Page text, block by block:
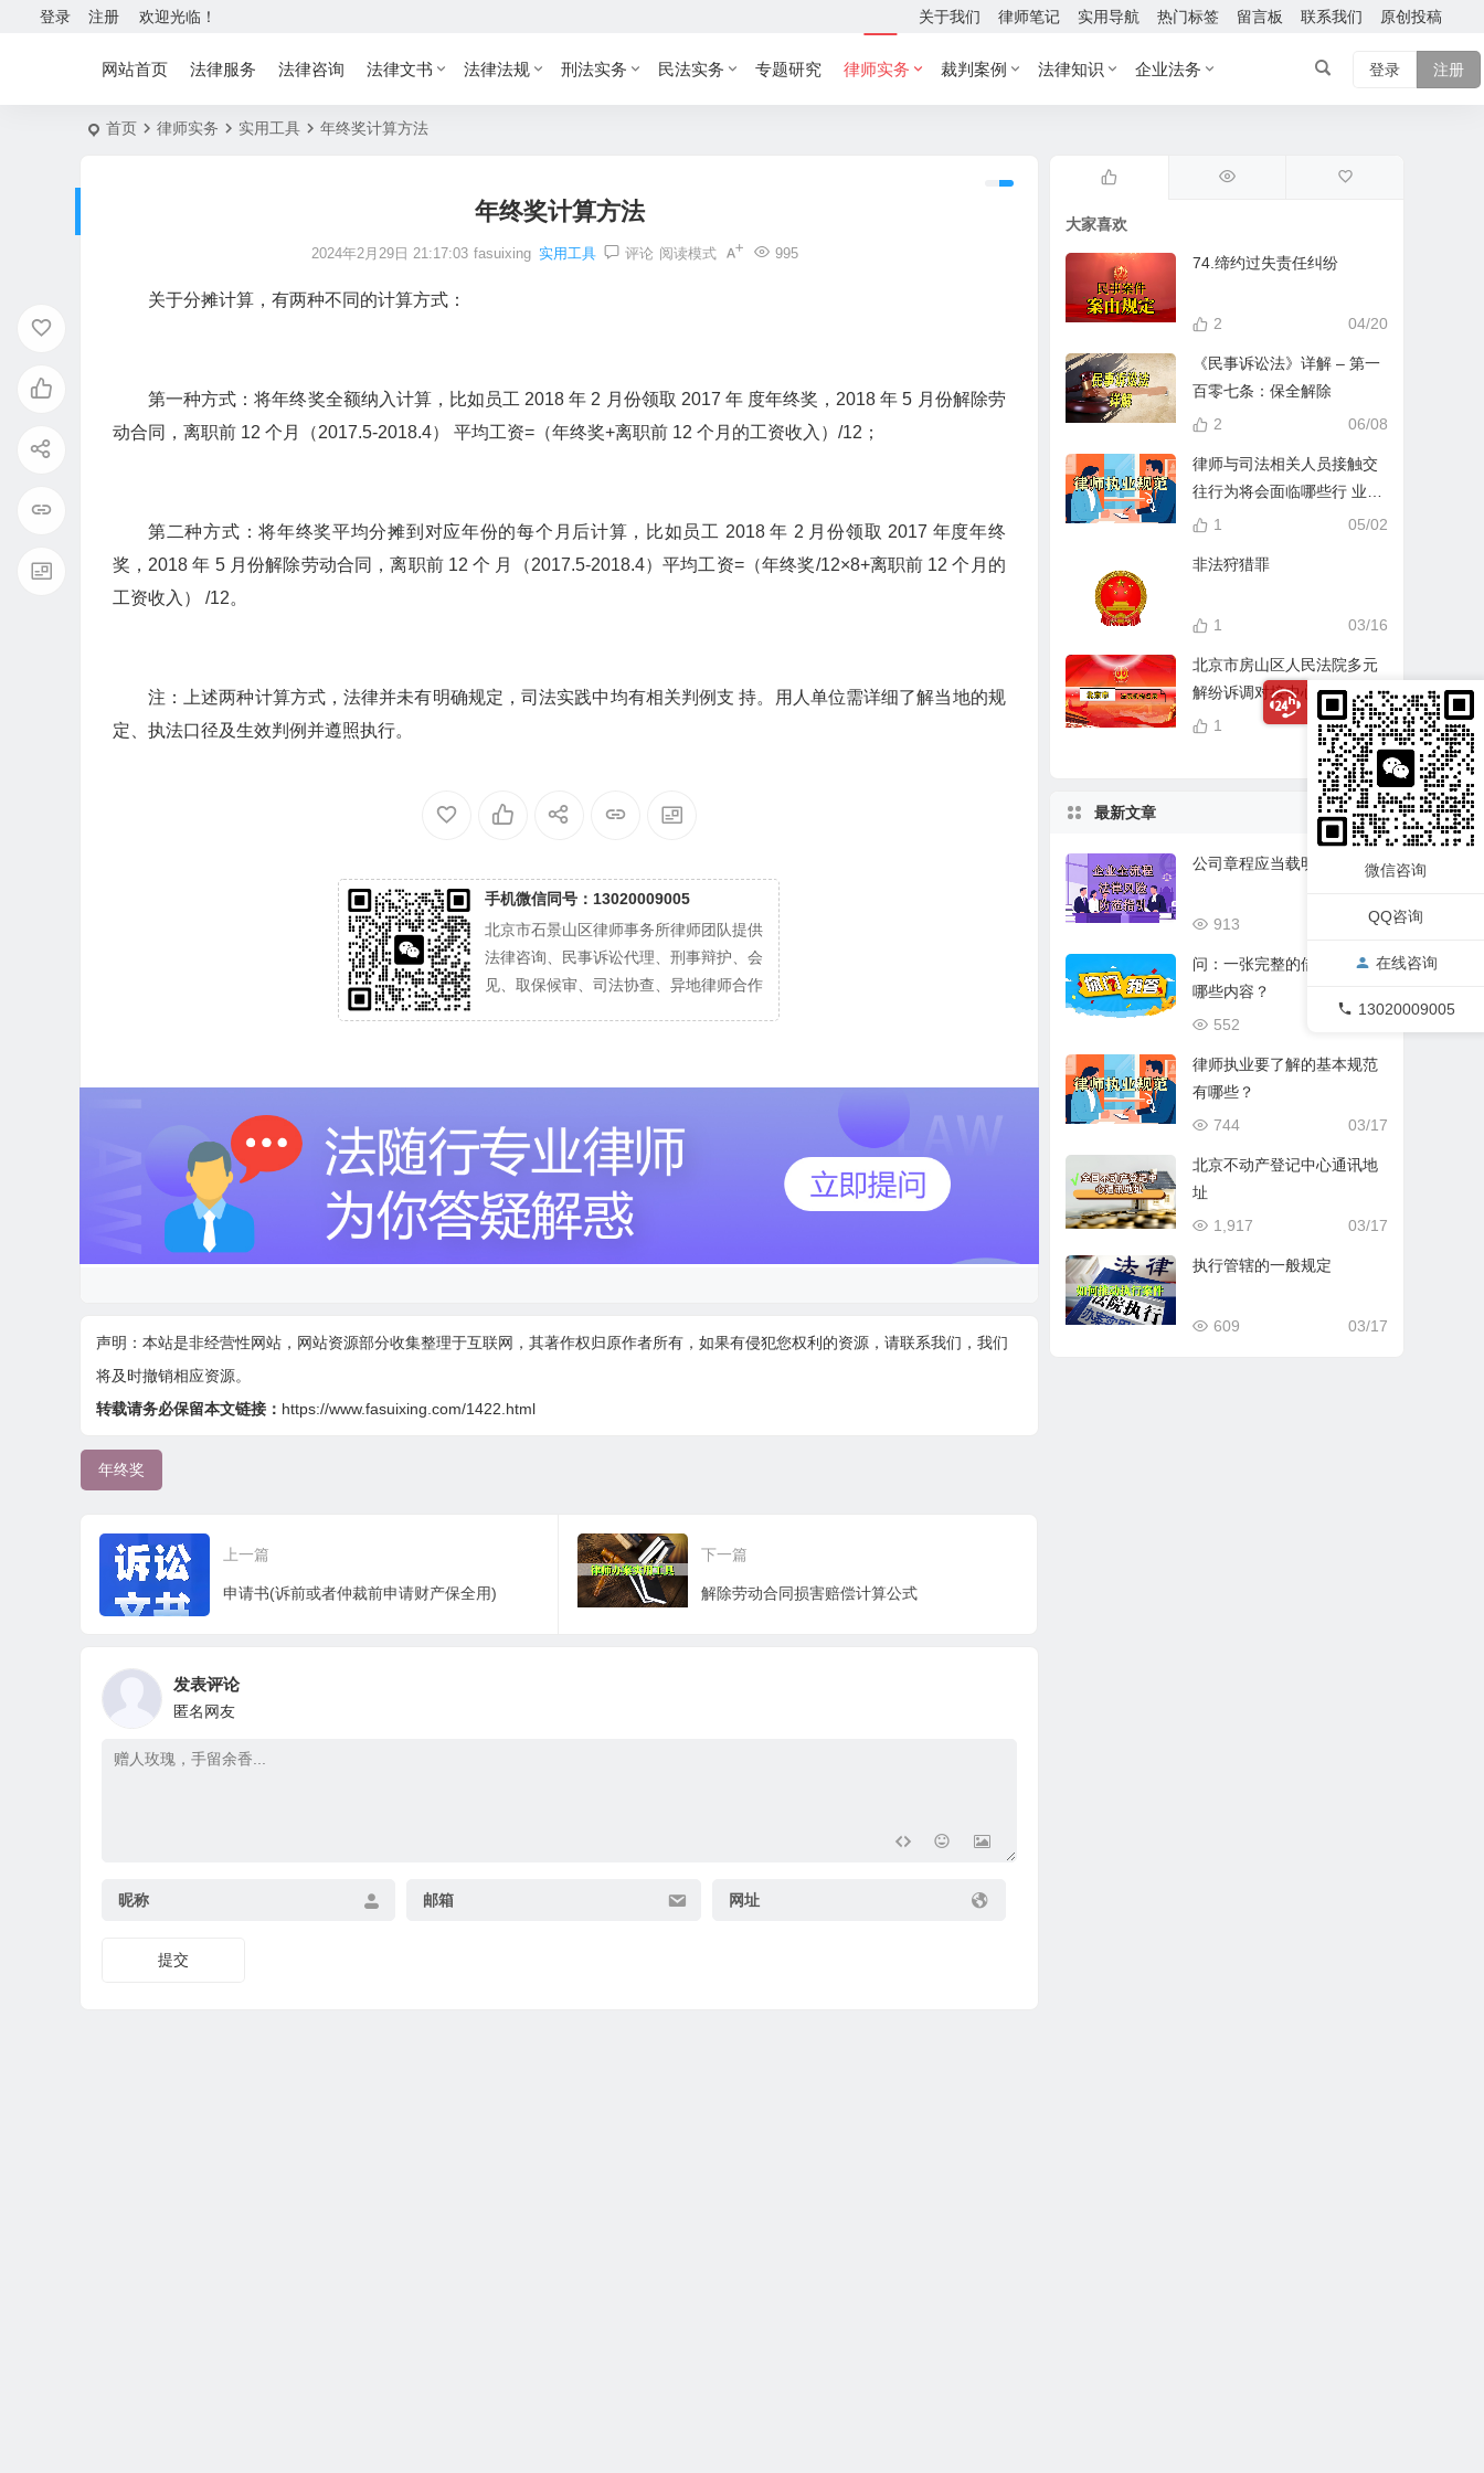
欢迎光临！
登录 注册 关于我们 律师笔记 实用导航 热门标签 留言板 联系我们 原创投稿
网站首页 法律服务 法律咨询 法律文书 法律法规 刑法实务 民法实务 专题研究 律师实务 裁判案例 法律知识 企业法务 登录 注册
首页 律师实务 实用工具 年终奖计算方法
年终奖计算方法
2024年2月29日 21:17:03 fasuixing 实用工具 评论 995
阅读模式
关于分摊计算，有两种不同的计算方式：
第一种方式：将年终奖全额纳入计算，比如员工 2018 年 2 月份领取 2017 年 度年终奖，2018 年 5 月份解除劳
动合同，离职前 12 个月（2017.5-2018.4） 平均工资=（年终奖+离职前 12 个月的工资收入）/12；
第二种方式：将年终奖平均分摊到对应年份的每个月后计算，比如员工 2018 年 2 月份领取 2017 年度年终
奖，2018 年 5 月份解除劳动合同，离职前 12 个 月（2017.5-2018.4）平均工资=（年终奖/12×8+离职前 12 个月的
工资收入） /12。
注：上述两种计算方式，法律并未有明确规定，司法实践中均有相关判例支 持。用人单位需详细了解当地的规
定、执法口径及生效判例并遵照执行。
手机微信同号：13020009005
北京市石景山区律师事务所律师团队提供
法律咨询、民事诉讼代理、刑事辩护、会
见、取保候审、司法协查、异地律师合作
声明：本站是非经营性网站，网站资源部分收集整理于互联网，其著作权归原作者所有，如果有侵犯您权利的资源，请联系我们，我们
将及时撤销相应资源。
转载请务必保留本文链接： https://www.fasuixing.com/1422.html
年终奖
上一篇
申请书(诉前或者仲裁前申请财产保全用)
下一篇
解除劳动合同损害赔偿计算公式
发表评论
匿名网友
昵称 邮箱 网址
提交
大家喜欢
74.缔约过失责任纠纷
04/20
2
《民事诉讼法》详解 – 第一
百零七条：保全解除
06/08
2
律师与司法相关人员接触交
往行为将会面临哪些行 业处
分？
05/02
1
非法狩猎罪
03/16
1
北京市房山区人民法院多元
解纷诉调对接中心
04/14
1
最新文章
公司章程应当载明的事项
03/17
913
问：一张完整的借条应该有
哪些内容？
552
律师执业要了解的基本规范
有哪些？
03/17
744
北京不动产登记中心通讯地
址
03/17
1,917
执行管辖的一般规定
03/17
609
微信咨询
QQ咨询
在线咨询
13020009005